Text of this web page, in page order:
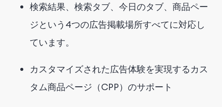
検索結果、検索タブ、今日のタブ、商品ペー
ジという4つの広告掲載場所すべてに対応し
ています。
カスタマイズされた広告体験を実現するカス
タム商品ページ（CPP）のサポート